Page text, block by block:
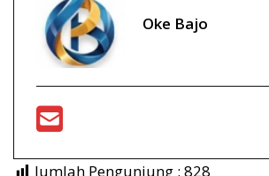
Oke Bajo
Jumlah Pengunjung : 828